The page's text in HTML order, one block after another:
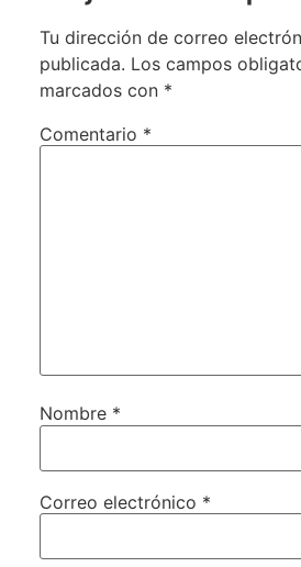
Tu dirección de correo
publicada. Los campos
marcados con *
Comentario *
Nombre *
Correo electrónico *